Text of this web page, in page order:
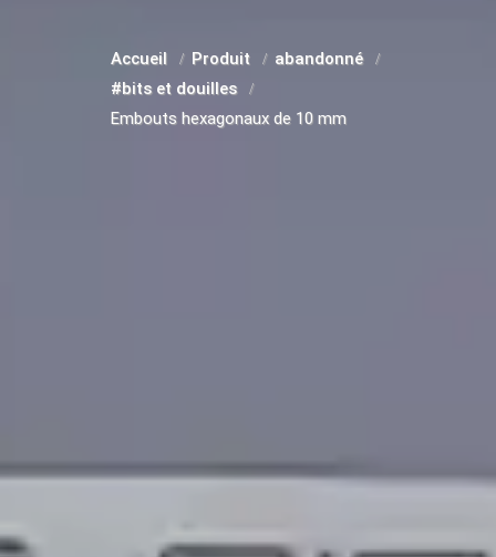
Accueil Produit
abandonné
#bits et douilles
Embouts hexagonaux de 10 mm